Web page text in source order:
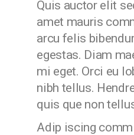
Quis auctor elit
amet mauris
arcu felis
egestas. Diam
mi eget. Orci eu
nibh tellus.
quis que non
Adip iscing